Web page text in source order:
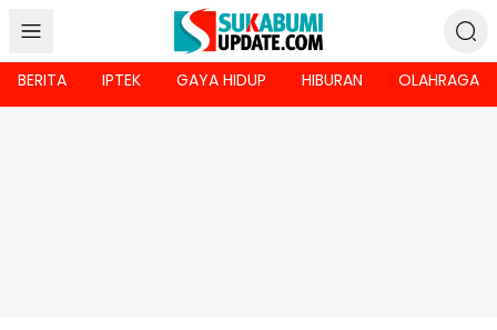
BERITA IPTEK GAYA HIDUP HIBURAN OLAHRAGA